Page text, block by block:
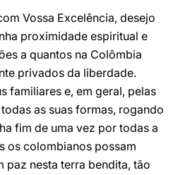
Vossa Excelência, desejo
proximidade espiritual e
a quantos na Colômbia
privados da liberdade.
familiares e, em geral, pelas
as suas formas, rogando
fim de uma vez por todas a
os colombianos possam
paz nesta terra bendita, tão